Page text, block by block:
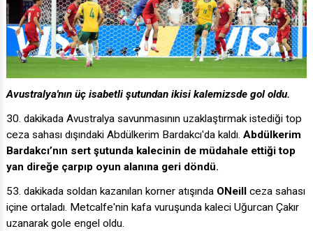
Avustralya'nın üç isabetli şutundan ikisi kalemizsde gol oldu.
30. dakikada Avustralya savunmasının uzaklaştırmak istediği top
ceza sahası dışındaki Abdülkerim Bardakcı'da kaldı. Abdülkerim
Bardakcı’nın sert şutunda kalecinin de müdahale ettiği top
yan direğe çarpıp oyun alanına geri döndü.
53. dakikada soldan kazanılan korner atışında ONeill
ceza sahası
içine ortaladı. Metcalfe'nin kafa vuruşunda kaleci Uğurcan Çakır
uzanarak gole engel oldu.